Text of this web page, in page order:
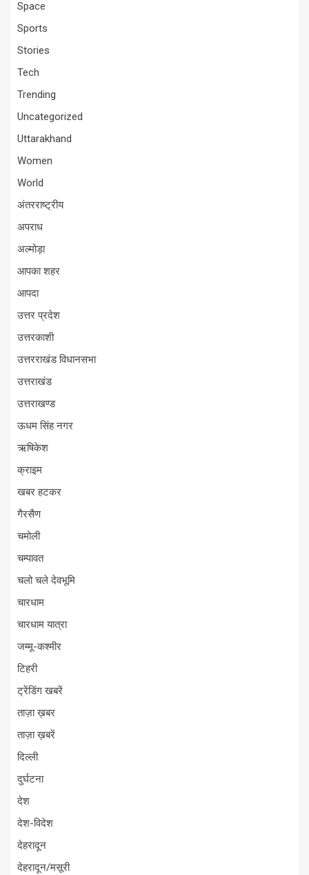
Space
Sports
Stories
Tech
Trending
Uncategorized
Uttarakhand
Women
World
अंतरराष्ट्रीय
अपराध
अल्मोड़ा
आपका शहर
आपदा
उत्तर प्रदेश
उत्तरकाशी
उत्तरराखंड विधानसभा
उत्तराखंड
उत्तराखण्ड
ऊधम सिंह नगर
ऋषिकेश
क्राइम
खबर हटकर
गैरसैण
चमोली
चम्पावत
चलो चले देवभूमि
चारधाम
चारधाम यात्रा
जम्मू-कश्मीर
टिहरी
ट्रेंडिंग खबरें
ताज़ा ख़बर
ताज़ा ख़बरें
दिल्ली
दुर्घटना
देश
देश-विदेश
देहरादून
देहरादून/मसूरी